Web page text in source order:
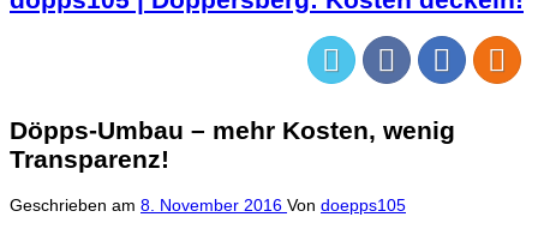
Döpps-Umbau – mehr Kosten, wenig
Transparenz!
Geschrieben am 8. November 2016 Von doepps105